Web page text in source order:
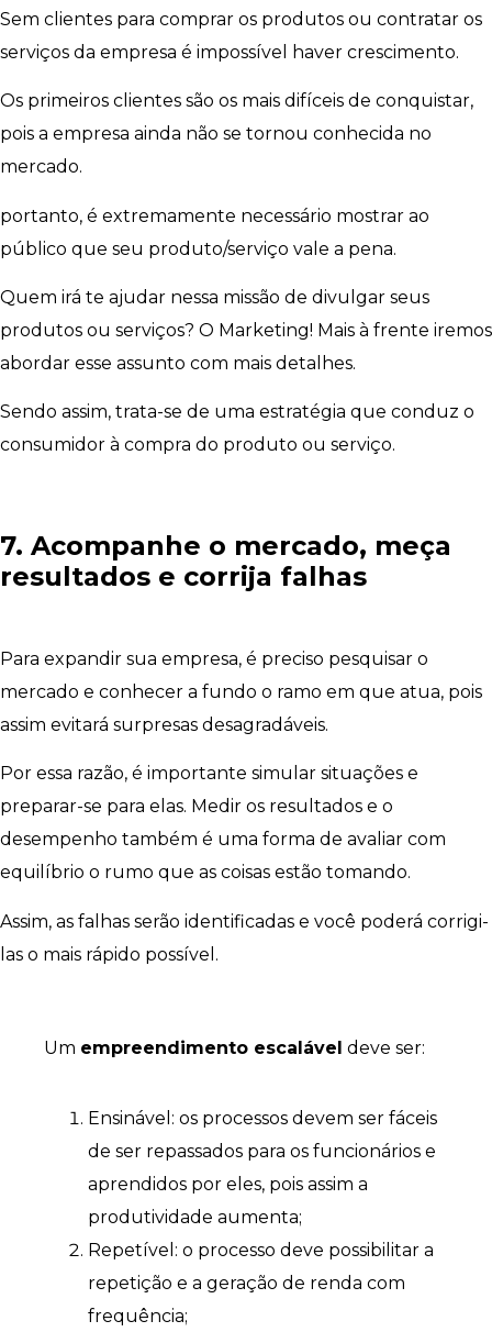
Sem clientes para comprar os produtos ou contratar os
serviços da empresa é impossível haver crescimento.
Os primeiros clientes são os mais difíceis de conquistar,
pois a empresa ainda não se tornou conhecida no
mercado.
portanto, é extremamente necessário mostrar ao
público que seu produto/serviço vale a pena.
Quem irá te ajudar nessa missão de divulgar seus
produtos ou serviços? O Marketing! Mais à frente iremos
abordar esse assunto com mais detalhes.
Sendo assim, trata-se de uma estratégia que conduz o
consumidor à compra do produto ou serviço.
7. Acompanhe o mercado, meça
resultados e corrija falhas
Para expandir sua empresa, é preciso pesquisar o
mercado e conhecer a fundo o ramo em que atua, pois
assim evitará surpresas desagradáveis.
Por essa razão, é importante simular situações e
preparar-se para elas. Medir os resultados e o
desempenho também é uma forma de avaliar com
equilíbrio o rumo que as coisas estão tomando.
Assim, as falhas serão identificadas e você poderá corrigi-
las o mais rápido possível.
Um empreendimento escalável deve ser:
Ensinável: os processos devem ser fáceis
de ser repassados para os funcionários e
aprendidos por eles, pois assim a
produtividade aumenta;
Repetível: o processo deve possibilitar a
repetição e a geração de renda com
frequência;